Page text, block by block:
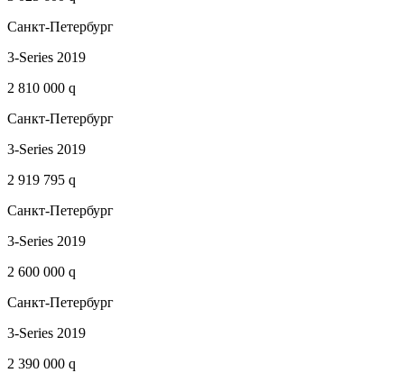
Санкт-Петербург
3-Series 2019
2 810 000 q
Санкт-Петербург
3-Series 2019
2 919 795 q
Санкт-Петербург
3-Series 2019
2 600 000 q
Санкт-Петербург
3-Series 2019
2 390 000 q